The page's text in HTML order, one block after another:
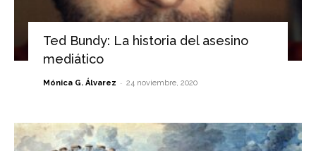
Ted Bundy: La historia del asesino
mediático
Mónica G. Álvarez - 24 noviembre, 2020